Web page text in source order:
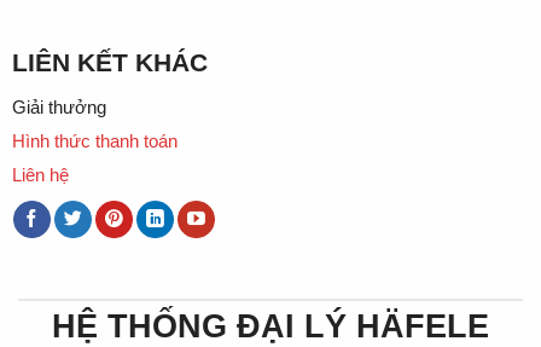
LIÊN KẾT KHÁC
Giải thưởng
Hình thức thanh toán
Liên hệ
HỆ THỐNG ĐẠI LÝ HÄFELE